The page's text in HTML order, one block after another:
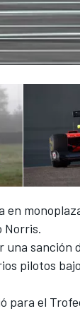
Norris.
sanción
pilotos
para el